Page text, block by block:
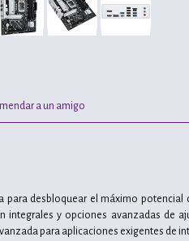
a un amigo
para desbloquear el máximo potencial
integrales y opciones avanzadas de
para aplicaciones exigentes de